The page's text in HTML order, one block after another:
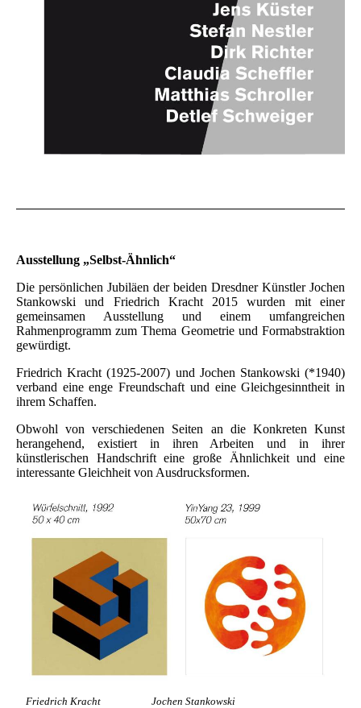
Ausstellung „Selbst-Ähnlich“
Die persönlichen Jubiläen der beiden Dresdner Künstler Jochen
Stankowski und Friedrich Kracht 2015 wurden mit einer
gemeinsamen Ausstellung und einem umfangreichen
Rahmenprogramm zum Thema Geometrie und Formabstraktion
gewürdigt.
Friedrich Kracht (1925-2007) und Jochen Stankowski (*1940)
verband eine enge Freundschaft und eine Gleichgesinntheit in
ihrem Schaffen.
Obwohl von verschiedenen Seiten an die Konkreten Kunst
herangehend, existiert in ihren Arbeiten und in ihrer
künstlerischen Handschrift eine große Ähnlichkeit und eine
interessante Gleichheit von Ausdrucksformen.
Friedrich Kracht Jochen Stankowski